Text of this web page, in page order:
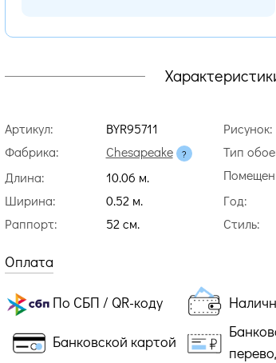
Артикул:
BYR95711
Фабрика:
Chesapeake
Длина:
10.06 м.
Ширина:
0.52 м.
Раппорт:
52 cм.
Рисунок:
Тип
Год:
Стиль:
Оплата
По СБП / QR-коду
Банковской картой